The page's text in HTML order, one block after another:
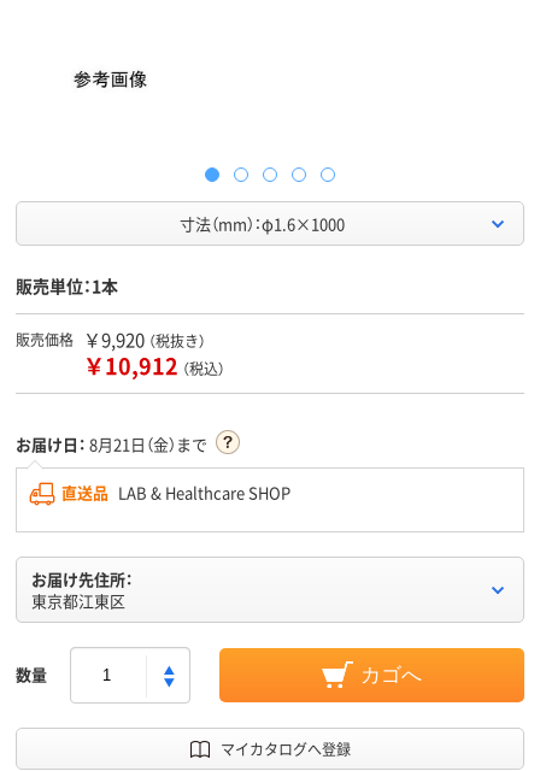
寸法（mm）：φ1.6×1000
販売単位：1本
販売価格 ￥9,920 （税抜き）
￥10,912 （税込）
お届け日： 8月21日（金）まで
直送品 LAB & Healthcare SHOP
お届け先住所：
東京都江東区
数量 カゴへ
マイカタログへ登録